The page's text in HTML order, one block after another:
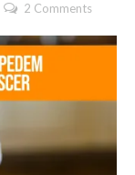
2 Comments